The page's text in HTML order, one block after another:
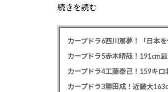
続きを読む
カープドラ6西川篤夢！「日本
カープドラ5赤木晴哉！191cm
カープドラ4工藤泰己！159キロ
カープドラ3勝田成！近畿大